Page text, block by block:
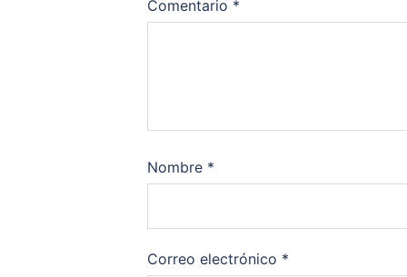
Comentario *
Nombre *
Correo electrónico *